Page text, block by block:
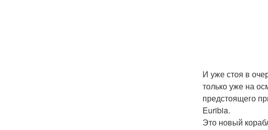
И уже стоя в
только уже на
предстоящего
Euribia.
Это новый